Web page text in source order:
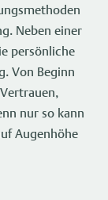
Neben einer
persönliche
Von Beginn
nur so kann
Augenhöhe